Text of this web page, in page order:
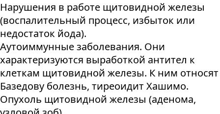
Нарушения в работе щитовидной железы
(воспалительный процесс, избыток или
недостаток йода).
Аутоиммунные заболевания. Они
характеризуются выработкой антител к
клеткам щитовидной железы. К ним относят
Базедову болезнь, тиреоидит Хашимо.
Опухоль щитовидной железы (аденома,